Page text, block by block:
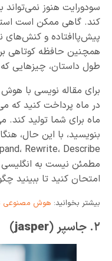
سودورایت هنوز
کند. گاهی ممکن است
پیش‌پاافتاده و کنش‌های
همچنین حافظه کوتاهی
طول داستان، چیزهایی
ماه برای شما تولید کند.
بنویسید، با این حال،
مطمئن نیست به انگلیسی
امتحان کنید تا ببینید
بیشتر بخوانید: هوش مصنوعی Talk to Books
٢. جاسپر ( jasper
)